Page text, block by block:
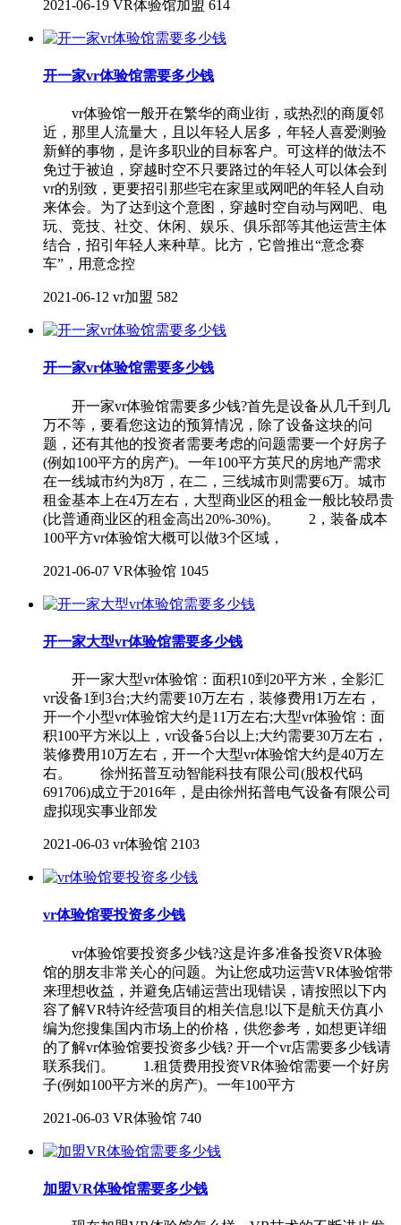
2021-06-19 VR体验馆加盟 614
开一家vr体验馆需要多少钱
vr体验馆一般开在繁华的商业街，或热烈的商厦邻
近，那里人流量大，且以年轻人居多，年轻人喜爱测验
新鲜的事物，是许多职业的目标客户。可这样的做法不
免过于被迫，穿越时空不只要路过的年轻人可以体会到
vr的别致，更要招引那些宅在家里或网吧的年轻人自动
来体会。为了达到这个意图，穿越时空自动与网吧、电
玩、竞技、社交、休闲、娱乐、俱乐部等其他运营主体
结合，招引年轻人来种草。比方，它曾推出“意念赛
车”，用意念控
2021-06-12 vr加盟 582
开一家vr体验馆需要多少钱
开一家vr体验馆需要多少钱?首先是设备从几千到几
万不等，要看您这边的预算情况，除了设备这块的问
题，还有其他的投资者需要考虑的问题需要一个好房子
(例如100平方的房产)。一年100平方英尺的房地产需求
在一线城市约为8万，在二，三线城市则需要6万。城市
租金基本上在4万左右，大型商业区的租金一般比较昂贵
(比普通商业区的租金高出20%-30%)。 2，装备成本
100平方vr体验馆大概可以做3个区域，
2021-06-07 VR体验馆 1045
开一家大型vr体验馆需要多少钱
开一家大型vr体验馆：面积10到20平方米，全影汇
vr设备1到3台;大约需要10万左右，装修费用1万左右，
开一个小型vr体验馆大约是11万左右;大型vr体验馆：面
积100平方米以上，vr设备5台以上;大约需要30万左右，
装修费用10万左右，开一个大型vr体验馆大约是40万左
右。 徐州拓普互动智能科技有限公司(股权代码
691706)成立于2016年，是由徐州拓普电气设备有限公司
虚拟现实事业部发
2021-06-03 vr体验馆 2103
vr体验馆要投资多少钱
vr体验馆要投资多少钱?这是许多准备投资VR体验
馆的朋友非常关心的问题。为让您成功运营VR体验馆带
来理想收益，并避免店铺运营出现错误，请按照以下内
容了解VR特许经营项目的相关信息!以下是航天仿真小
编为您搜集国内市场上的价格，供您参考，如想更详细
的了解vr体验馆要投资多少钱? 开一个vr店需要多少钱请
联系我们。 1.租赁费用投资VR体验馆需要一个好房
子(例如100平方米的房产)。一年100平方
2021-06-03 VR体验馆 740
加盟VR体验馆需要多少钱